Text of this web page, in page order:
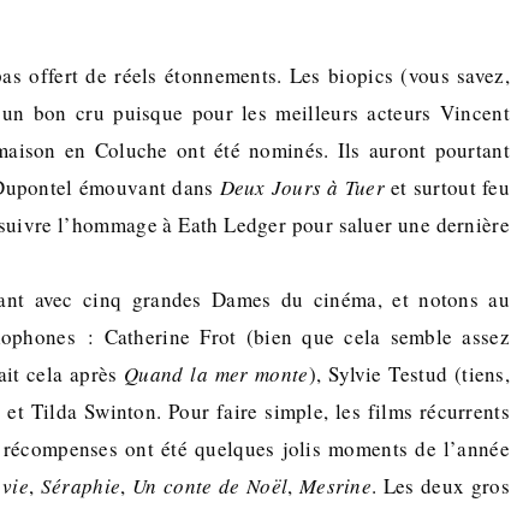
offert de réels étonnements. Les biopics (vous savez,
bon cru puisque pour les meilleurs acteurs Vincent
en Coluche ont été nominés. Ils auront pourtant
émouvant dans Deux Jours à Tuer et surtout feu
l’hommage à Eath Ledger pour saluer une dernière
avec cinq grandes Dames du cinéma, et notons au
: Catherine Frot (bien que cela semble assez
cela après Quand la mer monte), Sylvie Testud (tiens,
Tilda Swinton. Pour faire simple, les films récurrents
ont été quelques jolis moments de l’année
, Séraphie, Un conte de Noël,Mesrine. Les deux gros